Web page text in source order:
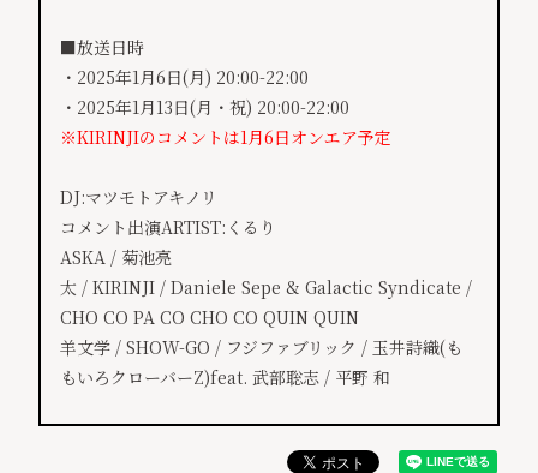
■放送日時
・2025年1月6日(月) 20:00-22:00
・2025年1月13日(月・祝) 20:00-22:00
※KIRINJIのコメントは1月6日オンエア予定
DJ:マツモトアキノリ
コメント出演ARTIST:くるり
ASKA / 菊池亮
太 / KIRINJI / Daniele Sepe & Galactic Syndicate /
CHO CO PA CO CHO CO QUIN QUIN
羊文学 / SHOW-GO / フジファブリック / 玉井詩織(も
もいろクローバーZ)feat. 武部聡志 / 平野 和